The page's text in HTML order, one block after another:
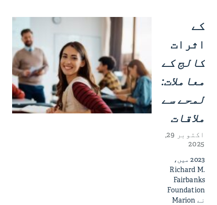
کے
اثرات
کالج کے
معاملات:
لمحے سے
ملاقات
اکتوبر 29,
2025
2023 میں،
Richard M.
Fairbanks
Foundation
نے Marion